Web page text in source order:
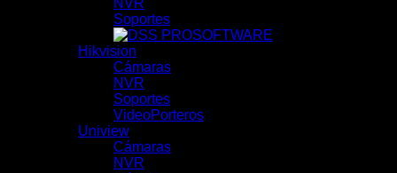
NVR
Soportes
SOFTWARE
Hikvision
Cámaras
NVR
Soportes
VideoPorteros
Uniview
Cámaras
NVR